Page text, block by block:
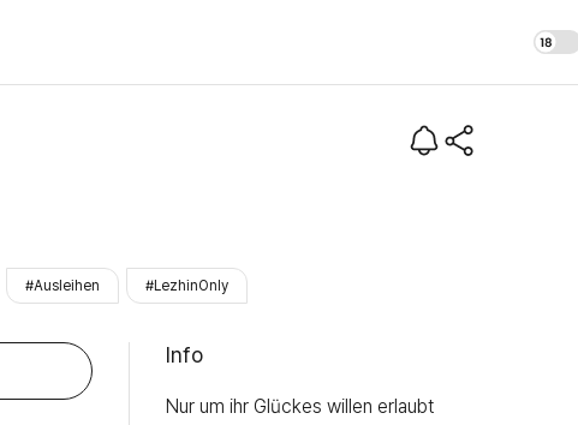
#Ausleihen #LezhinOnly
Info
Nur um ihr Glückes willen erlaubt